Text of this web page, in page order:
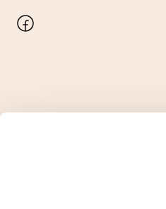
Facebook